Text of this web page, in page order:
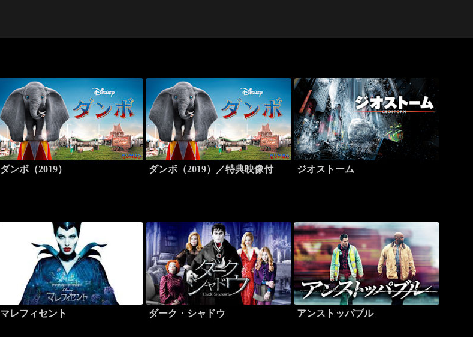
ダンボ（2019） ダンボ（2019）／特典映像付 ジオストーム
マレフィセント ダーク・シャドウ アンストッパブル